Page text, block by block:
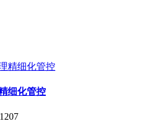
细化管控
1207